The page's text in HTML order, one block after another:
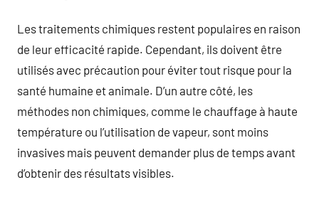
Les traitements chimiques restent populaires en raison
de leur efficacité rapide. Cependant, ils doivent être
utilisés avec précaution pour éviter tout risque pour la
santé humaine et animale. D’un autre côté, les
méthodes non chimiques, comme le chauffage à haute
température ou l’utilisation de vapeur, sont moins
invasives mais peuvent demander plus de temps avant
d’obtenir des résultats visibles.